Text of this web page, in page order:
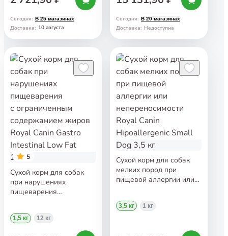
Сегодня: В 25 магазинах
Доставка: 10 августа
Сегодня: В 20 магазинах
Доставка: Недоступна
5
Сухой корм для собак
при нарушениях
пищеварения
содержанием жиров
Royal Canin Gastro
Intestinal Low Fat 1,5 кг
1,5 кг 12 кг
Сухой корм для собак
мелких пород при
пищевой аллергии или
Canin Hipoallergenic Small
Dog 3,5 кг
3,5 кг 1 кг